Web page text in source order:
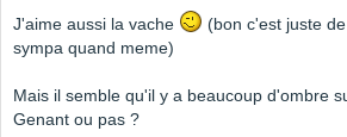
J'aime aussi la vache
(bon c'est juste
sympa quand meme)
Mais il semble qu'il y a beaucoup d'ombre
Genant ou pas ?